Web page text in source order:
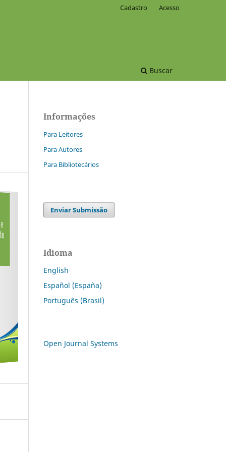
Buscar
Cadastro Acesso
Informações
Para Leitores
Para Autores
Para Bibliotecários
Enviar Submissão
Idioma
English
Español (España)
Português (Brasil)
Open Journal Systems